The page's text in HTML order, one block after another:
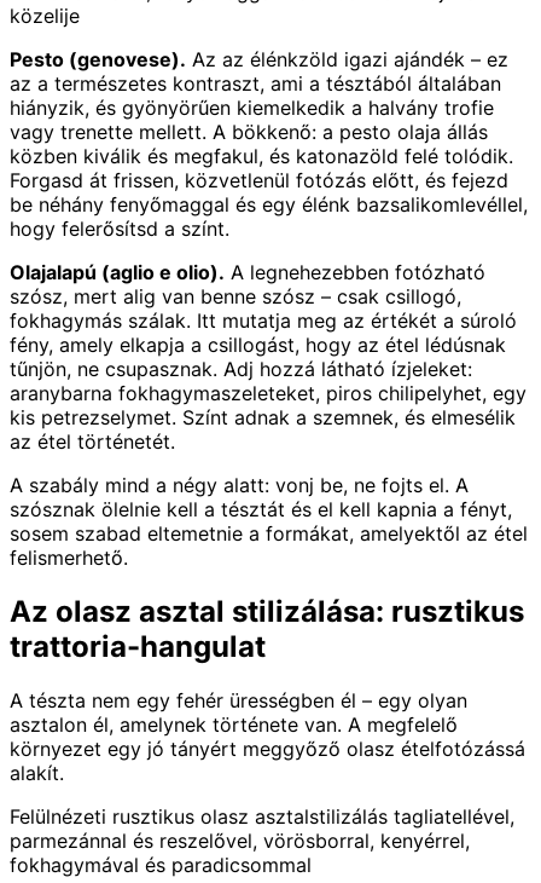
közelije
Pesto (genovese). Az az élénkzöld igazi ajándék – ez
az a természetes kontraszt, ami a tésztából általában
hiányzik, és gyönyörűen kiemelkedik a halvány trofie
vagy trenette mellett. A bökkenő: a pesto olaja állás
közben kiválik és megfakul, és katonazöld felé tolódik.
Forgasd át frissen, közvetlenül fotózás előtt, és fejezd
be néhány fenyőmaggal és egy élénk bazsalikomlevéllel,
hogy felerősítsd a színt.
Olajalapú (aglio e olio). A legnehezebben fotózható
szósz, mert alig van benne szósz – csak csillogó,
fokhagymás szálak. Itt mutatja meg az értékét a súroló
fény, amely elkapja a csillogást, hogy az étel lédúsnak
tűnjön, ne csupasznak. Adj hozzá látható ízjeleket:
aranybarna fokhagymaszeleteket, piros chilipelyhet, egy
kis petrezselymet. Színt adnak a szemnek, és elmesélik
az étel történetét.
A szabály mind a négy alatt: vonj be, ne fojts el. A
szósznak ölelnie kell a tésztát és el kell kapnia a fényt,
sosem szabad eltemetnie a formákat, amelyektől az étel
felismerhető.
Az olasz asztal stilizálása: rusztikus
trattoria-hangulat
A tészta nem egy fehér ürességben él – egy olyan
asztalon él, amelynek története van. A megfelelő
környezet egy jó tányért meggyőző olasz ételfotózássá
alakít.
Felülnézeti rusztikus olasz asztalstilizálás tagliatellével,
parmezánnal és reszelővel, vörösborral, kenyérrel,
fokhagymával és paradicsommal